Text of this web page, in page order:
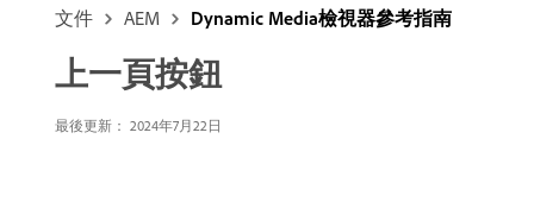
文件 AEM Dynamic Media檢視器參考指南
上一頁按鈕
最後更新： 2024年7月22日